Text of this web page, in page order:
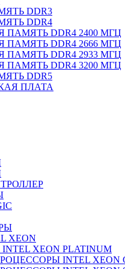
DDR3
DDR4
DDR4 2400 МГЦ
DDR4 2666 МГЦ
DDR4 2933 МГЦ
DDR4 3200 МГЦ
DDR5
ПЛАТА
XEON
XEON PLATINUM
INTEL XEON